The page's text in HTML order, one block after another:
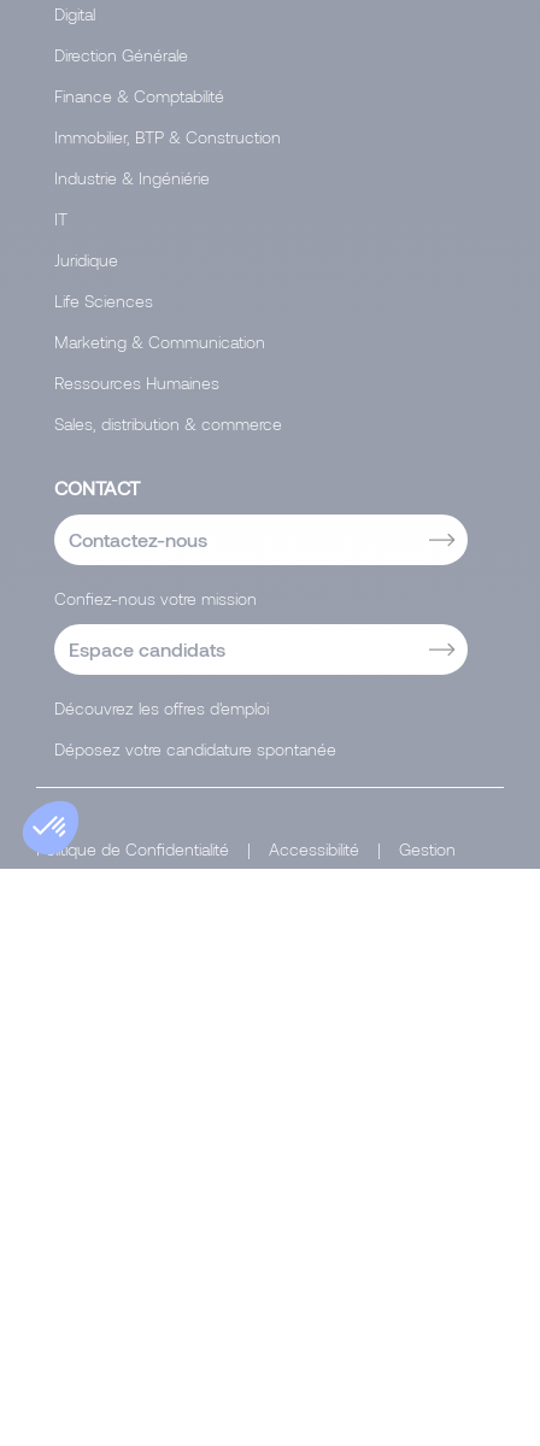
Digital
Direction Générale
Finance & Comptabilité
Immobilier, BTP & Construction
Industrie & Ingéniérie
IT
Juridique
Life Sciences
Marketing & Communication
Ressources Humaines
Sales, distribution & commerce
CONTACT
Contactez-nous
Confiez-nous votre mission
Espace candidats
Découvrez les offres d'emploi
Déposez votre candidature spontanée
Politique de Confidentialité | Accessibilité |
Gestion
de vos données et confidentialité
|
Cookies